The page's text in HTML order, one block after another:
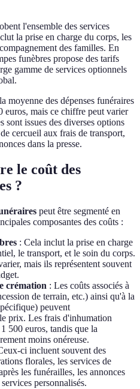
l'ensemble des services
la prise en charge du corps, les
des familles. En
funèbres propose des tarifs
gamme de services optionnels
moyenne des dépenses funéraires
euros, mais ce chiffre peut varier
sont issues des diverses options
cercueil aux frais de transport,
dans la presse.
le coût des
?
peut être segmenté en
composantes des coûts :
: Cela inclut la prise en charge
le transport, et le soin du corps.
mais ils représentent souvent
crémation : Les coûts associés à
de terrain, etc.) ainsi qu'à la
peuvent
prix. Les frais d'inhumation
500 euros, tandis que la
moins onéreuse.
ci incluent souvent des
florales, les services de
les funérailles, les annonces
personnalisés.